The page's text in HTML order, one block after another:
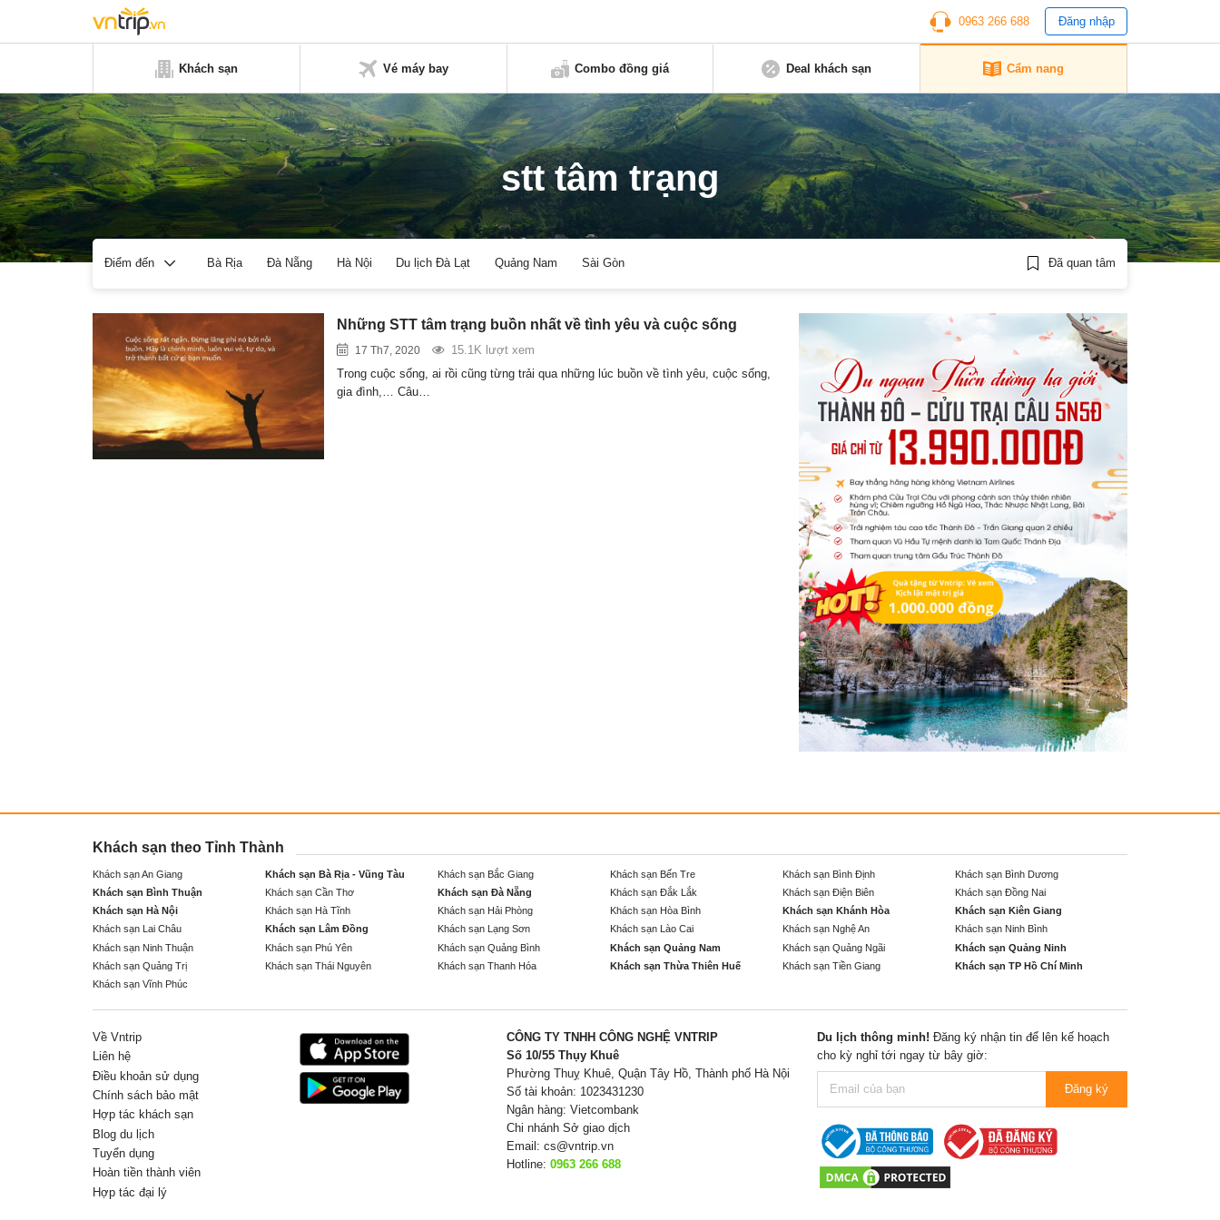
0963 266 688 Đăng nhập
Khách sạn Vé máy bay Combo đồng giá Deal khách sạn Cẩm nang
stt tâm trạng
Điểm đến Bà Rịa Đà Nẵng Hà Nội Du lịch Đà Lạt Quảng Nam Sài Gòn Đã quan tâm
Những STT tâm trạng buồn nhất về tình yêu và cuộc sống
17 Th7, 2020
15.1K lượt xem
Trong cuộc sống, ai rồi cũng từng trải qua những lúc buồn về tình yêu, cuộc sống,
gia đình,… Câu…
Khách sạn theo Tỉnh Thành
Khách sạn An Giang Khách sạn Bà Rịa - Vũng Tàu Khách sạn Bắc Giang Khách sạn Bến Tre Khách sạn Bình Định
Khách sạn Bình Dương
Khách sạn Bình Thuận
Khách sạn Cần Thơ Khách sạn Đà Nẵng Khách sạn Đắk Lắk Khách sạn Điện Biên
Khách sạn Đồng Nai
Khách sạn Hà Nội
Khách sạn Hà Tĩnh Khách sạn Hải Phòng Khách sạn Hòa Bình Khách sạn Khánh Hòa
Khách sạn Kiên Giang
Khách sạn Lai Châu
Khách sạn Lâm Đồng Khách sạn Lạng Sơn Khách sạn Lào Cai Khách sạn Nghệ An
Khách sạn Ninh Bình
Khách sạn Ninh Thuận
Khách sạn Phú Yên Khách sạn Quảng Bình Khách sạn Quảng Nam Khách sạn Quảng Ngãi
Khách sạn Quảng Ninh
Khách sạn Quảng Trị
Khách sạn Thái Nguyên Khách sạn Thanh Hóa Khách sạn Thừa Thiên Huế Khách sạn Tiền Giang
Khách sạn TP Hồ Chí Minh
Khách sạn Vĩnh Phúc
Về Vntrip
Liên hệ
Điều khoản sử dụng
Chính sách bảo mật
Hợp tác khách sạn
Blog du lịch
Tuyển dụng
Hoàn tiền thành viên
Hợp tác đại lý
CÔNG TY TNHH CÔNG NGHỆ VNTRIP
Số 10/55 Thụy Khuê
Phường Thuỵ Khuê, Quận Tây Hồ, Thành phố Hà Nội
Số tài khoản: 1023431230
Ngân hàng: Vietcombank
Chi nhánh Sở giao dịch
Email: cs@vntrip.vn
Hotline: 0963 266 688
Du lịch thông minh! Đăng ký nhận tin để lên kế hoạch
cho kỳ nghỉ tới ngay từ bây giờ:
Đăng ký